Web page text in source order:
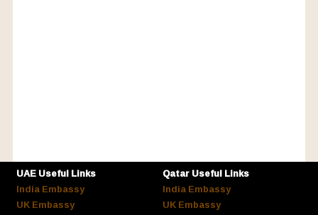
UAE Useful Links
India Embassy
UK Embassy
Qatar Useful Links
India Embassy
UK Embassy